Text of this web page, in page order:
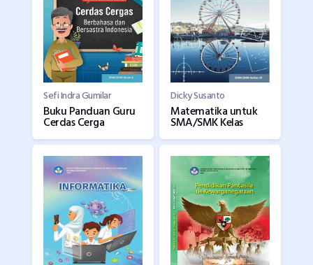
Sefi Indra Gumilar
Buku Panduan Guru
Cerdas Cerga
Dicky Susanto
Matematika untuk
SMA/SMK Kelas